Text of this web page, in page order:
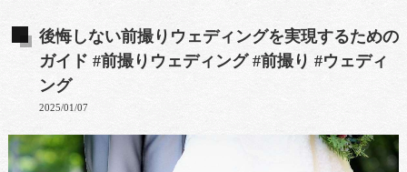
後悔しない前撮りウェディングを実現するための
ガイド #前撮りウェディング #前撮り #ウェディ
ング
2025/01/07